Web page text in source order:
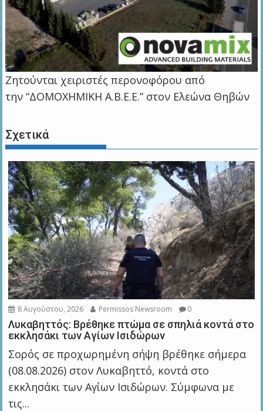
Ζητούνται χειριστές περονοφόρου από
την “ΔΟΜΟΧΗΜΙΚΗ Α.Β.Ε.Ε.” στον Ελεώνα Θηβών
Σχετικά
8 Αυγούστου, 2026 Permissos Newsroom 0
Λυκαβηττός: Βρέθηκε πτώμα σε σπηλιά κοντά στο
εκκλησάκι των Αγίων Ισιδώρων
Σορός σε προχωρημένη σήψη βρέθηκε σήμερα
(08.08.2026) στον Λυκαβηττό, κοντά στο
εκκλησάκι των Αγίων Ισιδώρων. Σύμφωνα με
τις...